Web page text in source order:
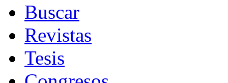
Buscar
Revistas
Tesis